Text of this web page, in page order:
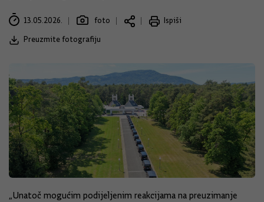
13.05.2026. foto
Ispiši
Preuzmite fotografiju
„Unatoč mogućim podijeljenim reakcijama na preuzimanje